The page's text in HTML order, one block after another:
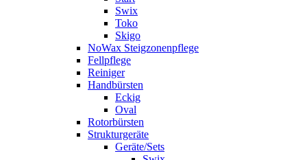
Swix
Toko
Skigo
NoWax Steigzonenpflege
Fellpflege
Reiniger
Handbürsten
Eckig
Oval
Rotorbürsten
Strukturgeräte
Geräte/Sets